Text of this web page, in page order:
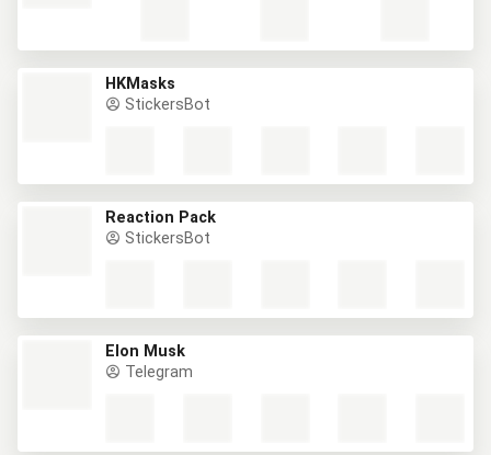
HKMasks
StickersBot
Reaction Pack
StickersBot
Elon Musk
Telegram